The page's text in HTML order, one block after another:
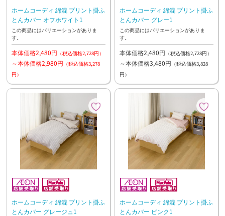
ホームコーディ 綿混 プリント掛ふ
とんカバー オフホワイト1
この商品にはバリエーションがありま
す。
本体価格2,480円 （税込価格2,728円）
～本体価格2,980円 （税込価格3,278
円）
ホームコーディ 綿混 プリント掛ふ
とんカバー グレー1
この商品にはバリエーションがありま
す。
本体価格2,480円 （税込価格2,728円）
～本体価格3,480円 （税込価格3,828
円）
ホームコーディ 綿混 プリント掛ふ
とんカバー グレージュ1
ホームコーディ 綿混 プリント掛ふ
とんカバー ピンク1